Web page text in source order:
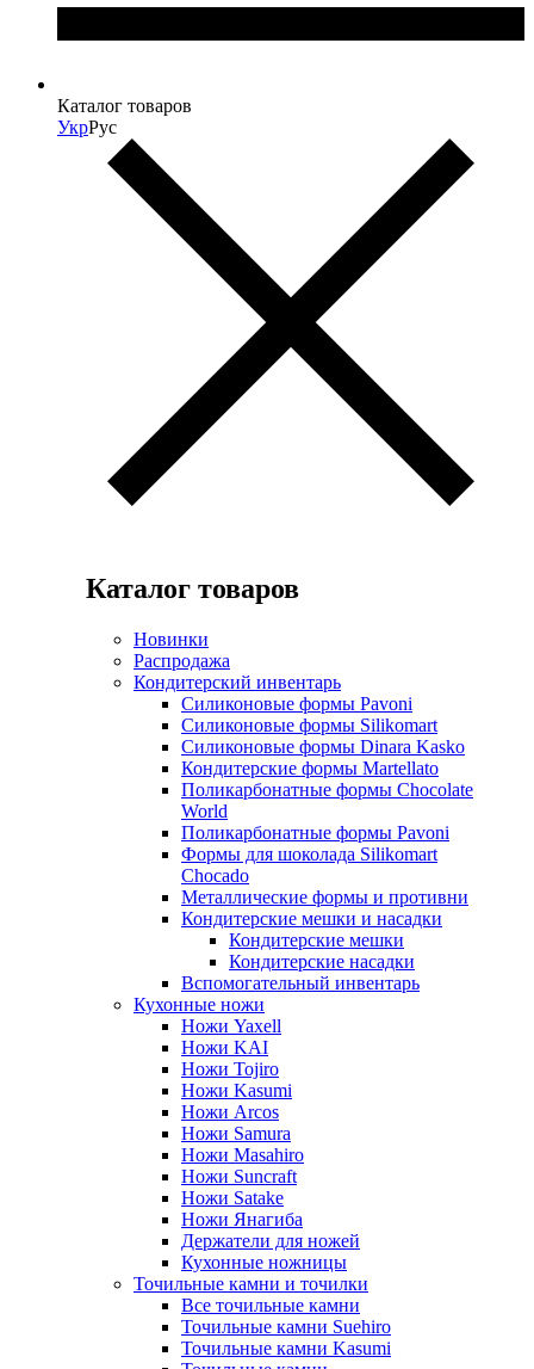
Каталог товаров
УкрРус
Каталог товаров
Новинки
Распродажа
Кондитерский инвентарь
Силиконовые формы Pavoni
Силиконовые формы Silikomart
Силиконовые формы Dinara Kasko
Кондитерские формы Martellato
Поликарбонатные формы Chocolate
World
Поликарбонатные формы Pavoni
Формы для шоколада Silikomart
Chocado
Металлические формы и противни
Кондитерские мешки и насадки
Кондитерские мешки
Кондитерские насадки
Вспомогательный инвентарь
Кухонные ножи
Ножи Yaxell
Ножи KAI
Ножи Tojiro
Ножи Kasumi
Ножи Arcos
Ножи Samura
Ножи Masahiro
Ножи Suncraft
Ножи Satake
Ножи Янагиба
Держатели для ножей
Кухонные ножницы
Точильные камни и точилки
Все точильные камни
Точильные камни Suehiro
Точильные камни Kasumi